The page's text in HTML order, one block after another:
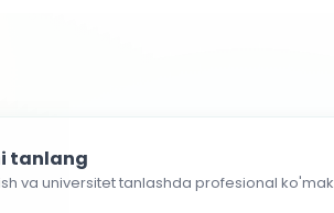
tanlang
va universitet tanlashda profesional ko'mak